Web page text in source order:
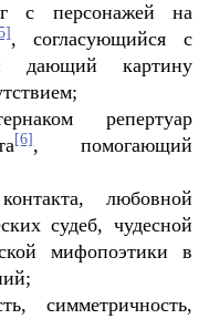
с персонажей на
, согласующийся с
дающий картину
репертуар
[6], помогающий
любовной
судеб, чудесной
мифопоэтики в
симметричность,